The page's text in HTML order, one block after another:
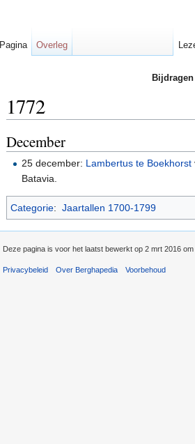
1772
December
25 december: Lambertus te Boekhorst
Batavia.
Categorie: Jaartallen 1700-1799
Pagina Overleg
Deze pagina is voor het laatst bewerkt op 2 mrt 2016 om
Privacybeleid Over Berghapedia Voorbehoud